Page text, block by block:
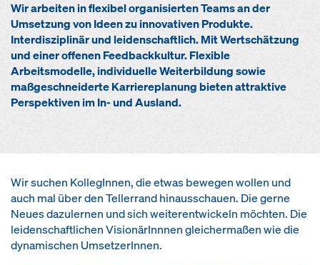
Wir arbeiten in flexibel organisierten Teams an der
Umsetzung von Ideen zu innovativen Produkte.
Interdisziplinär und leidenschaftlich. Mit Wertschätzung
und einer offenen Feedbackkultur. Flexible
Arbeitsmodelle, individuelle Weiterbildung sowie
maßgeschneiderte Karriereplanung bieten attraktive
Perspektiven im In- und Ausland.
Wir suchen KollegInnen, die etwas bewegen wollen und
auch mal über den Tellerrand hinausschauen. Die gerne
Neues dazulernen und sich weiterentwickeln möchten. Die
leidenschaftlichen VisionärInnnen gleichermaßen wie die
dynamischen UmsetzerInnen.